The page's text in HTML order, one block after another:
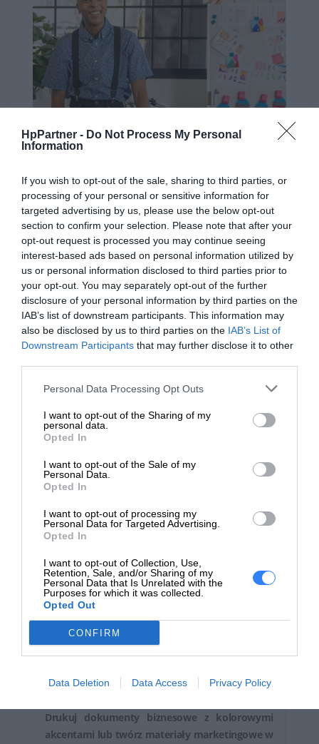
HpPartner - Do Not Process My Personal
Information
If you wish to opt-out of the sale, sharing to third parties, or
processing of your personal or sensitive information for
targeted advertising by us, please use the below opt-out
section to confirm your selection. Please note that after your
opt-out request is processed you may continue seeing
interest-based ads based on personal information utilized by
us or personal information disclosed to third parties prior to
your opt-out. You may separately opt-out of the further
disclosure of your personal information by third parties on the
IAB’s list of downstream participants. This information may
also be disclosed by us to third parties on the IAB’s List of
Downstream Participants that may further disclose it to other
Personal Data Processing Opt Outs
I want to opt-out of the Sharing of my
personal data.
Opted In
I want to opt-out of the Sale of my
Personal Data.
Opted In
I want to opt-out of processing my
Personal Data for Targeted Advertising.
Opted In
I want to opt-out of Collection, Use,
Retention, Sale, and/or Sharing of my
Personal Data that Is Unrelated with the
Purposes for which it was collected.
Opted Out
CONFIRM
Data Deletion Data Access Privacy Policy
Znaczące momenty, żywe rezultaty.
Przedstawiaj swoje pomysły na biznes za pomocą
najwyższej jakości kolorowych wydruków – spraw, że Twoja
praca będzie się wyróżniać.
Materiał z recyklingu ma znaczenie
Tworzywa sztuczne pochodzące z recyklingu we wkładach
HP pomagają zmniejszyć ilość odpadów.
Opis
Drukuj dokumenty biznesowe z kolorowymi
akcentami lub twórz materiały marketingowe w